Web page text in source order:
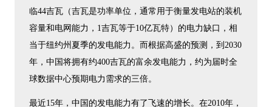
临44吉瓦（吉瓦是功率单位，通常用于衡量发电站的装机
容量和电网能力，1吉瓦等于10亿瓦特）的电力缺口，相
当于纽约州夏季的发电能力。而根据高盛的预测，到2030
年，中国将拥有约400吉瓦的富余发电能力，约为届时全
球数据中心预期电力需求的三倍。
最近15年，中国的发电能力有了飞速的增长。在2010年，